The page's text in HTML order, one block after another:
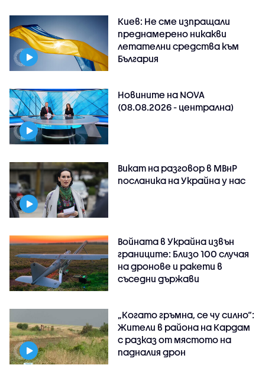
Киев: Не сме изпращали
преднамерено никакви
летателни средства към
България
Новините на NOVA
(08.08.2026 - централна)
Викат на разговор в МВнР
посланика на Украйна у нас
Войната в Украйна извън
границите: Близо 100 случая
на дронове и ракети в
съседни държави
„Когато гръмна, се чу силно“:
Жители в района на Кардам
с разказ от мястото на
падналия дрон